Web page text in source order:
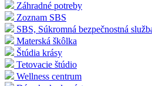
Záhradné potreby
Zoznam SBS
SBS, Súkromná bezpečnostná
Materská škôlka
Štúdia krásy
Tetovacie štúdio
Wellness centrum